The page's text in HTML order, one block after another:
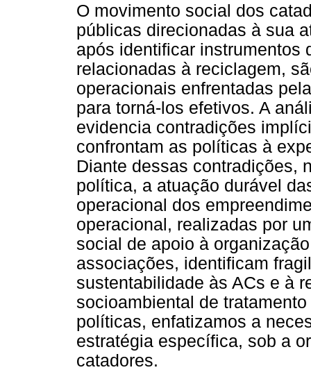
O movimento social dos
públicas direcionadas à sua
após identificar instrumentos
relacionadas à reciclagem,
operacionais enfrentadas
para torná-los efetivos. A
evidencia contradições
confrontam as políticas à
Diante dessas contradições,
política, a atuação durável
operacional dos
operacional, realizadas por
social de apoio à
associações, identificam
sustentabilidade às ACs e à
socioambiental de
políticas, enfatizamos a
estratégia específica, sob a
catadores.